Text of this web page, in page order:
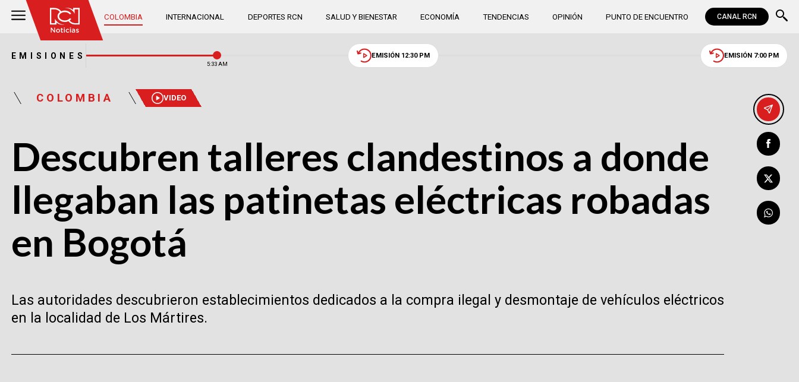
COLOMBIA INTERNACIONAL DEPORTES RCN SALUD Y BIENESTAR ECONOMÍA TENDENCIAS OPINIÓN PUNTO DE ENCUENTRO CANAL RCN
EMISIONES
5:33 AM
EMISIÓN 12:30 PM EMISIÓN 7:00 PM
COLOMBIA VIDEO
Descubren talleres clandestinos a donde
llegaban las patinetas eléctricas robadas
en Bogotá
Las autoridades descubrieron establecimientos dedicados a la compra ilegal y desmontaje de vehículos eléctricos
en la localidad de Los Mártires.